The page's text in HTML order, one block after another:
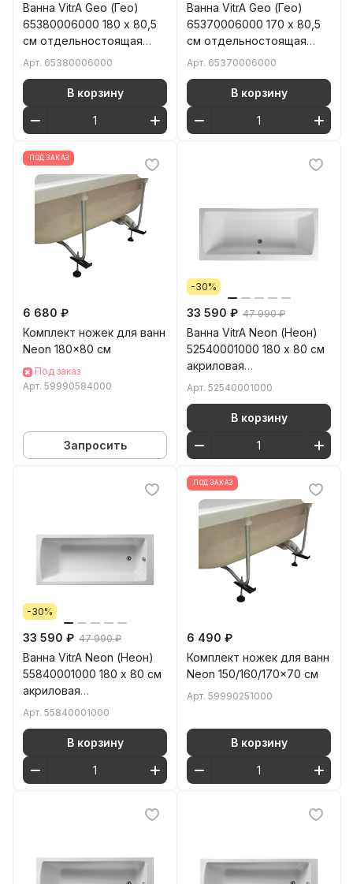
Ванна VitrA Geo (Гео)
65380006000 180 x 80,5
см отдельностоящая
акриловая
Арт. 65380006000
В корзину
Ванна VitrA Geo (Гео)
65370006000 170 x 80,5
см отдельностоящая
акриловая
Арт. 65370006000
В корзину
ПОД ЗАКАЗ
6 680 ₽
Комплект ножек для ванн
Neon 180x80 см
Под заказ
Арт. 59990584000
Запросить
-30%
33 590 ₽ 47 990 ₽
Ванна VitrA Neon (Неон)
52540001000 180 x 80 см
акриловая
прямоугольная белая
Арт. 52540001000
В корзину
-30%
33 590 ₽ 47 990 ₽
Ванна VitrA Neon (Неон)
55840001000 180 x 80 см
акриловая
прямоугольная белая
Арт. 55840001000
В корзину
ПОД ЗАКАЗ
6 490 ₽
Комплект ножек для ванн
Neon 150/160/170x70 см
Арт. 59990251000
В корзину